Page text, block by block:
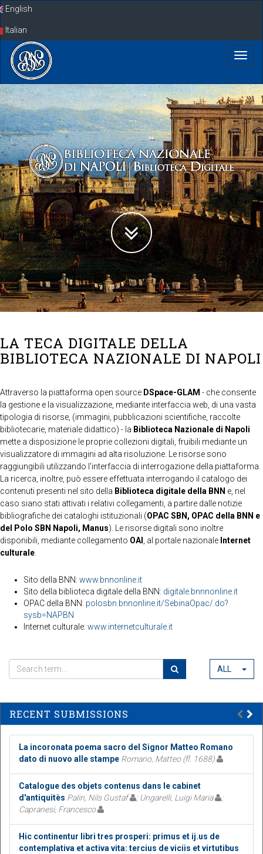
SkipEnglish
Italian
LA TECA DIGITALE DELLA
BIBLIOTECA NAZIONALE DI NAPOLI
Attraverso la piattaforma open source DSpace-GLAM - che consente
la gestione e la visualizzazione, mediante interfaccia web, di una vasta
tipologia di risorse, (immagini, pubblicazioni scientifiche, raccolte
bibliotecarie, materiale didattico) - la Biblioteca Nazionale di Napoli
mette a disposizione le proprie collezioni digitali, fruibili mediante un
visualizzatore di immagini ad alta risoluzione. Le risorse sono
raggiungibili utilizzando l'interfaccia di interrogazione della piattaforma.
La ricerca, inoltre, può essere effettuata interrogando il catalogo dei
contenuti presenti nel sito della Biblioteca digitale della BNN e, nel
caso siano stati attivati i relativi collegamenti, a partire dalle notizie
bibliografiche dei cataloghi istituzionali (OPAC SBN, OPAC della BNN e
del Polo SBN Napoli, Manus). Le risorse digitali sono inoltre
disponibili, mediante collegamento OAI , al portale nazionale Internet
culturale
Sito della BNN: www.bnnonline.it
Sito della biblioteca digitale della BNN: digitale.bnnnonline.it
OPAC della BNN: polosbn.bnnonline.it/SebinaOpac/.do?
sysb=NAPBN
Internet culturale: www.internetculturale.it
ALL
RECENT SUBMISSIONS
La incoronata poema sacro del Signor Matteo Romano
dato di nuovo alle stampe Romano, Matteo (fl. 1688)
Catalogue des objets contenus dans le cabinet
d'antiquitès Palin, Nils Gustaf ; Ungarelli, Luigi Maria
;
Capranesi, Francesco
Hic continentur libri tres prosperi: primus et ij.us de
contemplativa et activa vita: tercius de viciis et virtutibus